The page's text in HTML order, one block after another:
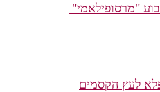
"מרסופילאמי"
לעץ הקסמים